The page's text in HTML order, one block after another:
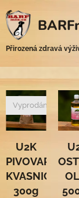
Přirozená zdravá
U2K
PIVOVARSKÉ
KVASNICE
300g
Vyprodáno